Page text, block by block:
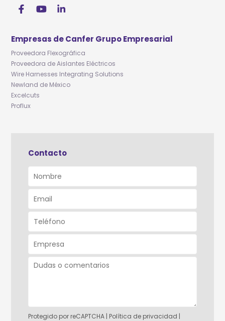
Empresas de Canfer Grupo Empresarial
Proveedora Flexográfica
Proveedora de Aislantes Eléctricos
Wire Harnesses Integrating Solutions
Newland de México
Excelcuts
Proflux
Contacto
Protegido por reCAPTCHA | Política de privacidad |